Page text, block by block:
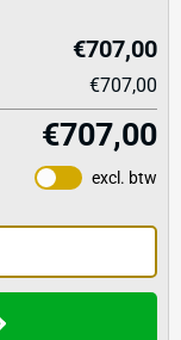
excl. btw
€707,00
€707,00
€707,00